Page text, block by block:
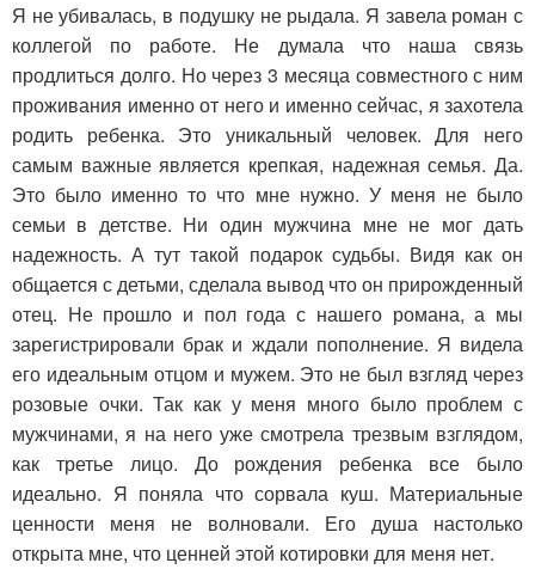
Я не убивалась, в подушку не рыдала. Я завела роман с
коллегой по работе. Не думала что наша связь
продлиться долго. Но через 3 месяца совместного с ним
проживания именно от него и именно сейчас, я захотела
родить ребенка. Это уникальный человек. Для него
самым важные является крепкая, надежная семья. Да.
Это было именно то что мне нужно. У меня не было
семьи в детстве. Ни один мужчина мне не мог дать
надежность. А тут такой подарок судьбы. Видя как он
общается с детьми, сделала вывод что он прирожденный
отец. Не прошло и пол года с нашего романа, а мы
зарегистрировали брак и ждали пополнение. Я видела
его идеальным отцом и мужем. Это не был взгляд через
розовые очки. Так как у меня много было проблем с
мужчинами, я на него уже смотрела трезвым взглядом,
как третье лицо. До рождения ребенка все было
идеально. Я поняла что сорвала куш. Материальные
ценности меня не волновали. Его душа настолько
открыта мне, что ценней этой котировки для меня нет.